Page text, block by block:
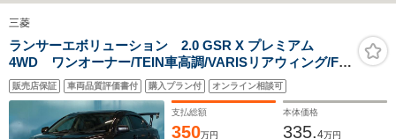
三菱
ランサーエボリューション 2.0 GSR X プレミアム
4WD ワンオーナー/TEIN車高調/VARISリアウィング/F・
S・Rエアロ/ADVAN18インチAW/MOMOステアリン
グ/HKSエアクリ/HKSブローオフバルブ/EXASマフラ
ー/ETC/革シート
販売店保証 車両品質評価書付 購入プラン付 オンライン相談可
支払総額
350万円
本体価格
335.4万円